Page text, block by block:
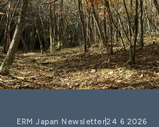
ERM Japan Newsletter24 6 2026